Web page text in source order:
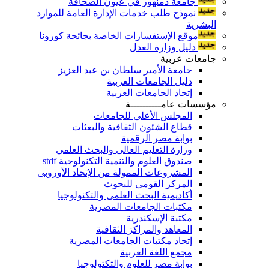
نموذج طلب خدمات الإدارة العامة للموارد
البشرية
موقع الإستفسارات الخاصة بجائحة كورونا
دليل وزارة العدل
جامعات عربية
جامعة الأمير سلطان بن عبد العزيز
دليل الجامعات العربية
إتحاد الجامعات العربية
مؤسسات عامــــــــــة
المجلس الأعلى للجامعات
قطاع الشئون الثقافية والبعثات
بوابة مصر الرقمية
وزارة التعليم العالى والبحث العلمي
صندوق العلوم والتنمية التكنولوجية stdf
المشروعات الممولة من الإتحاد الأوروبى
المركز القومى للبحوث
أكاديمية البحث العلمى والتكنولوجيا
مكتبات الجامعات المصرية
مكتبة الإسكندرية
المعاهد والمراكز الثقافية
إتحاد مكتبات الجامعات المصرية
مجمع اللغة العربية
بوابة مصر للعلوم والتكتولوجيا